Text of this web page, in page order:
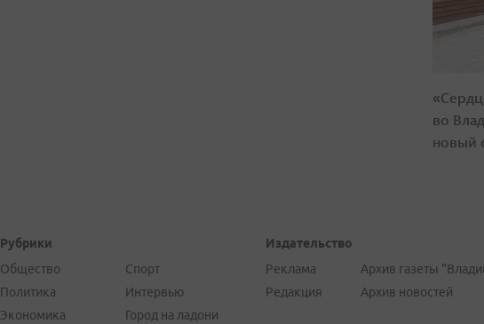
во
новый
Рубрики
Общество
Политика
Экономика
Спорт
Интервью
Город на ладони
Издательство
Реклама
Редакция
Архив газеты
Архив новостей